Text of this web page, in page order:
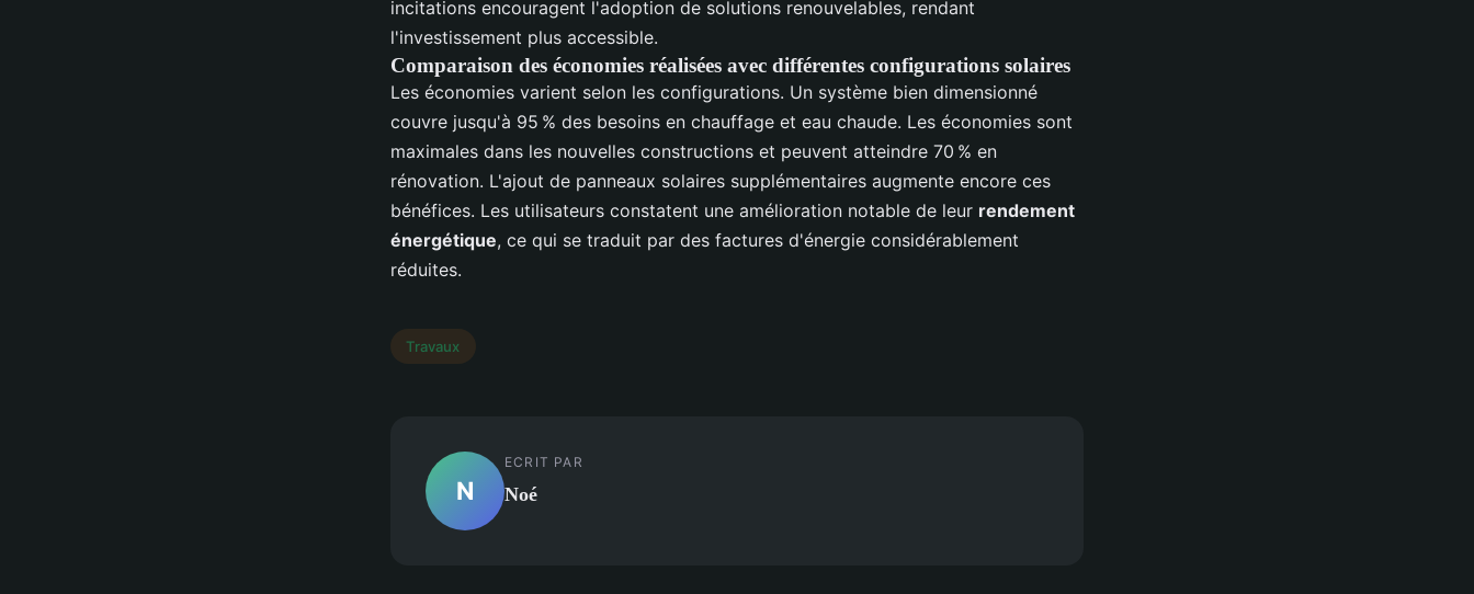
incitations encouragent l'adoption de solutions renouvelables, rendant
l'investissement plus accessible.
Comparaison des économies réalisées avec différentes configurations solaires
Les économies varient selon les configurations. Un système bien dimensionné
couvre jusqu'à 95 % des besoins en chauffage et eau chaude. Les économies sont
maximales dans les nouvelles constructions et peuvent atteindre 70 % en
rénovation. L'ajout de panneaux solaires supplémentaires augmente encore ces
bénéfices. Les utilisateurs constatent une amélioration notable de leur rendement
énergétique, ce qui se traduit par des factures d'énergie considérablement
réduites.
Travaux
N
ECRIT PAR
Noé